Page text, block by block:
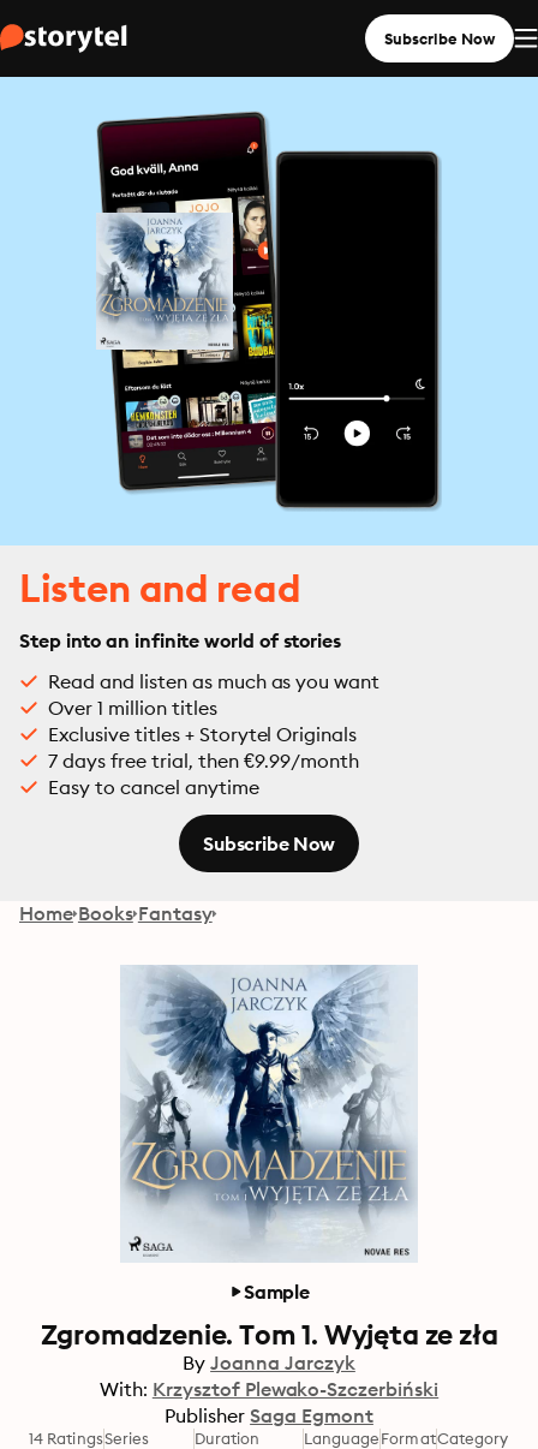
Subscribe Now
Listen and read
Step into an infinite world of stories
Read and listen as much as you want
Over 1 million titles
Exclusive titles + Storytel Originals
7 days free trial, then €9.99/month
Easy to cancel anytime
Subscribe Now
Home Books Fantasy
Sample
Zgromadzenie. Tom 1. Wyjęta ze zła
By Joanna Jarczyk
With: Krzysztof Plewako-Szczerbiński
Publisher Saga Egmont
14 RatingsSeries Duration LanguageFormatCategory